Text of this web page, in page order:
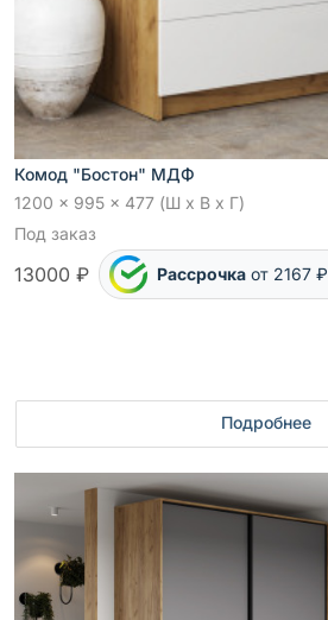
Комод "Бостон" МДФ
1200 x 995 x 477 (Ш x В x Г)
Под заказ
13000 ₽ Рассрочка от 2167 ₽
Подробнее